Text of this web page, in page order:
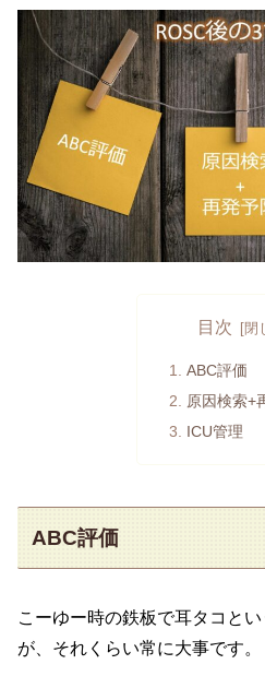
目次
ABC評価
原因検索+
ICU管理
ABC評価
こーゆー時の鉄板で耳タコと
が、それくらい常に大事です。